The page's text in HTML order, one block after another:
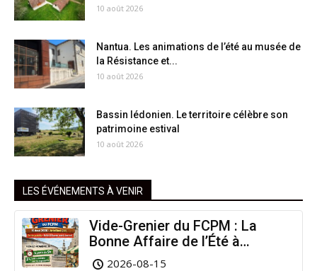
10 août 2026
Nantua. Les animations de l’été au musée de
la Résistance et...
10 août 2026
Bassin lédonien. Le territoire célèbre son
patrimoine estival
10 août 2026
LES ÉVÉNEMENTS À VENIR
Vide-Grenier du FCPM : La
Bonne Affaire de l’Été à
Arinthod !
2026-08-15